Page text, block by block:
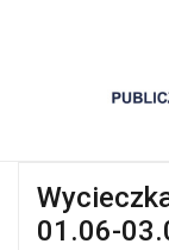
01.06-